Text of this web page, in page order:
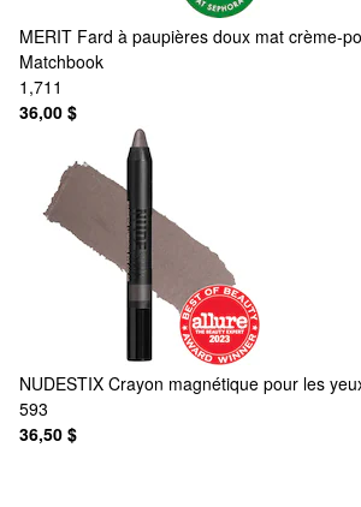
MERIT Fard à paupières doux mat crème-
Matchbook
1,711
36,00 $
NUDESTIX Crayon magnétique pour les
593
36,50 $